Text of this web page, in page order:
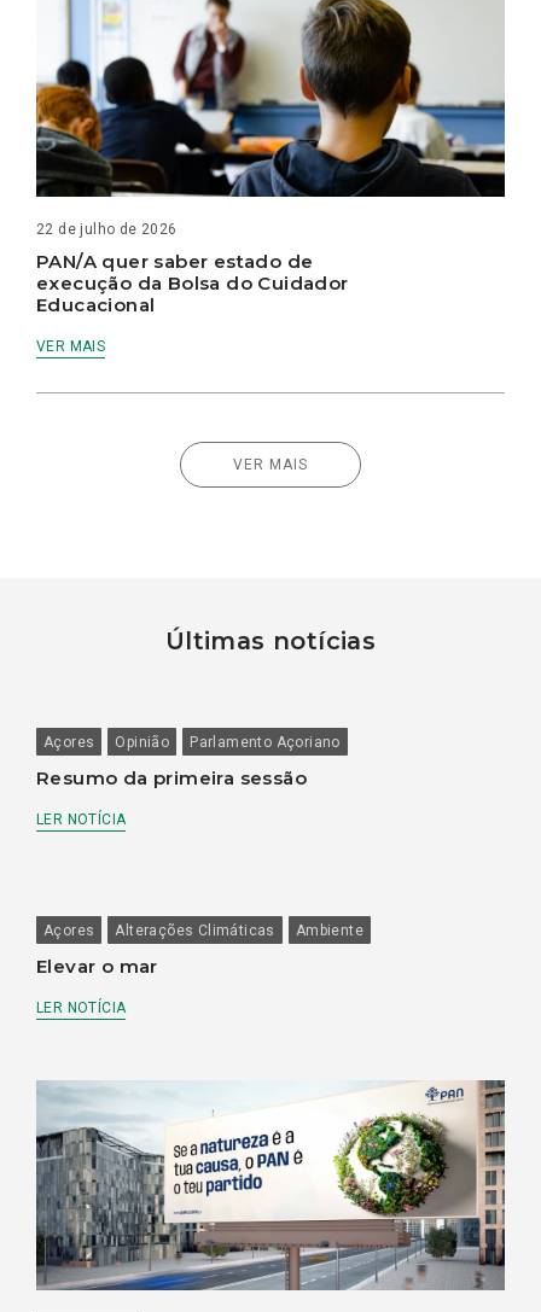
22 de julho de 2026
PAN/A quer saber estado de
execução da Bolsa do Cuidador
Educacional
VER MAIS
VER MAIS
Últimas notícias
Açores Opinião Parlamento Açoriano
Resumo da primeira sessão
LER NOTÍCIA
Açores Alterações Climáticas Ambiente
Elevar o mar
LER NOTÍCIA